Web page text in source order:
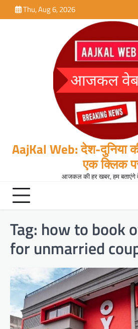
to
Thu, Aug 6, 2026
AajKal Web: देश-दुनिया
एक क्लिक
आजकल की हर खबर, हम बताएंगे
Tag: how to book
for unmarried